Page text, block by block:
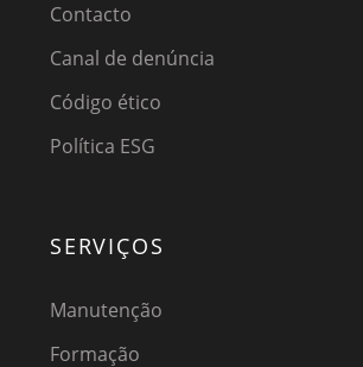
Contacto
Canal de denúncia
Código ético
Política ESG
SERVIÇOS
Manutenção
Formação